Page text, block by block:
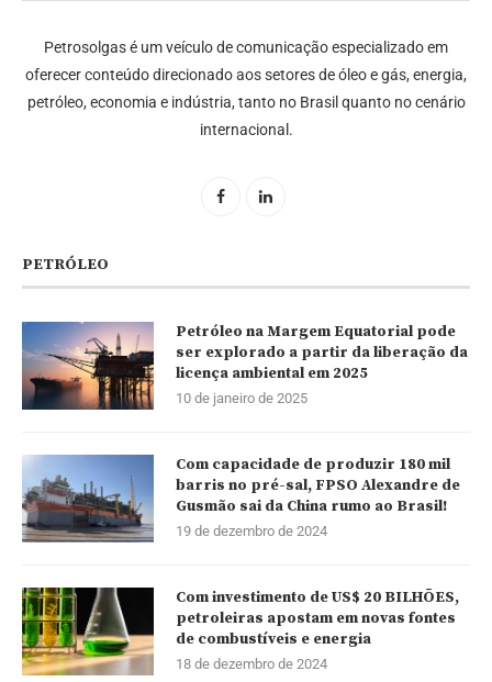
Petrosolgas é um veículo de comunicação especializado em
oferecer conteúdo direcionado aos setores de óleo e gás, energia,
petróleo, economia e indústria, tanto no Brasil quanto no cenário
internacional.
PETRÓLEO
Petróleo na Margem Equatorial pode
ser explorado a partir da liberação da
licença ambiental em 2025
10 de janeiro de 2025
Com capacidade de produzir 180 mil
barris no pré-sal, FPSO Alexandre de
Gusmão sai da China rumo ao Brasil!
19 de dezembro de 2024
Com investimento de US$ 20 BILHÕES,
petroleiras apostam em novas fontes
de combustíveis e energia
18 de dezembro de 2024